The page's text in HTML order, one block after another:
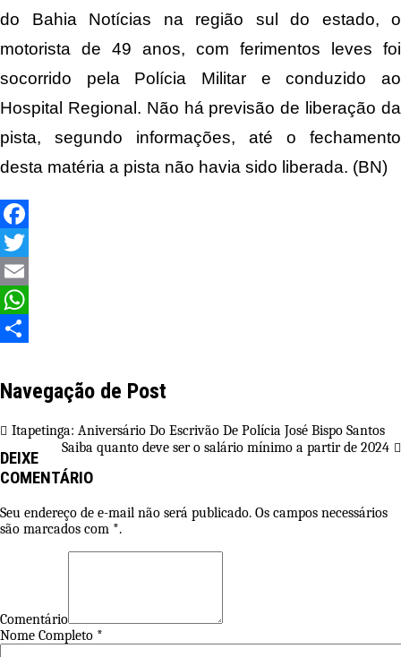
do Bahia Notícias na região sul do estado, o
motorista de 49 anos, com ferimentos leves foi
socorrido pela Polícia Militar e conduzido ao
Hospital Regional. Não há previsão de liberação da
pista, segundo informações, até o fechamento
desta matéria a pista não havia sido liberada. (BN)
Facebook
Twitter
Email
WhatsApp
Navegação de Post
Itapetinga: Aniversário Do Escrivão De Polícia José Bispo Santos
Saiba quanto deve ser o salário mínimo a partir de 2024
DEIXE
COMENTÁRIO
Seu endereço de e-mail não será publicado. Os campos necessários
são marcados com *.
Comentário
Nome Completo *